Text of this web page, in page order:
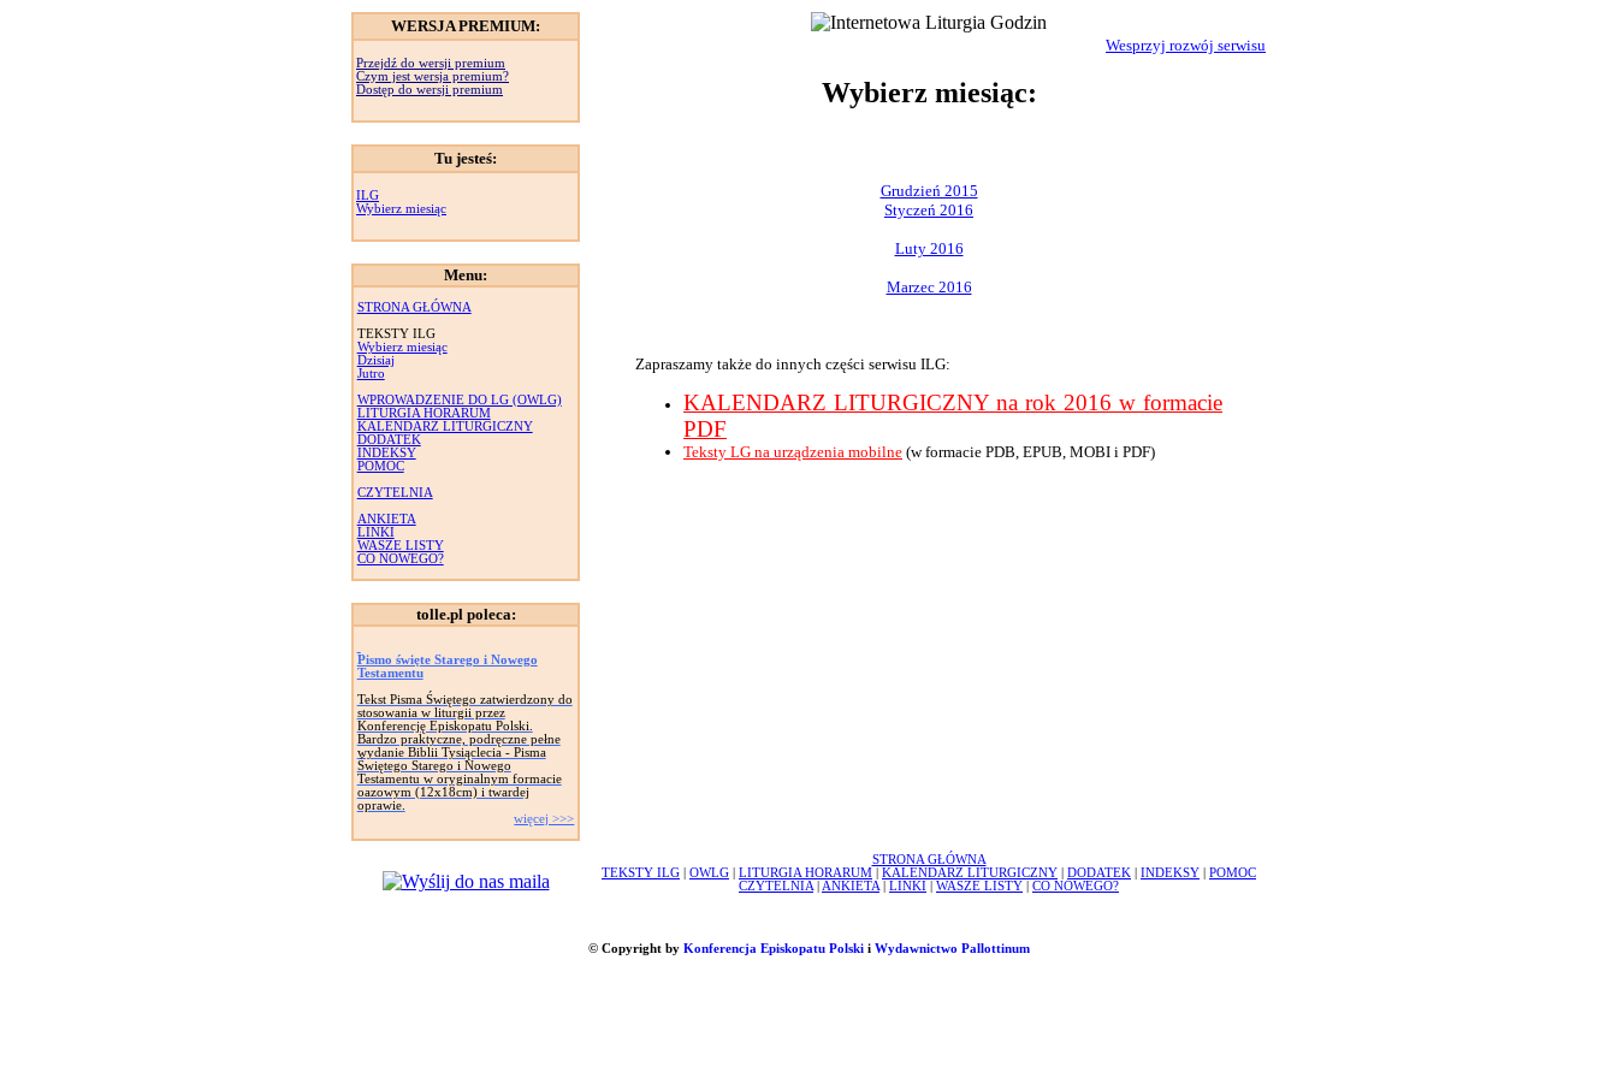
WERSJA PREMIUM:
Przejdź do wersji premium
Czym jest wersja premium?
Dostęp do wersji premium
Tu jesteś:
ILG
Wybierz miesiąc
Menu:
STRONA GŁÓWNA
TEKSTY ILG
Wybierz miesiąc
Dzisiaj
Jutro
WPROWADZENIE DO LG (OWLG)
LITURGIA HORARUM
KALENDARZ LITURGICZNY
DODATEK
INDEKSY
POMOC
CZYTELNIA
ANKIETA
LINKI
WASZE LISTY
CO NOWEGO?
tolle.pl poleca:
Pismo święte Starego i Nowego
Testamentu
Tekst Pisma Świętego zatwierdzony do
stosowania w liturgii przez
Konferencję Episkopatu Polski.
Bardzo praktyczne, podręczne pełne
wydanie Biblii Tysiąclecia - Pisma
Świętego Starego i Nowego
Testamentu w oryginalnym formacie
oazowym (12x18cm) i twardej
oprawie.
więcej >>>
Wesprzyj rozwój serwisu
Wybierz miesiąc:
Grudzień 2015
Styczeń 2016
Luty 2016
Marzec 2016
Zapraszamy także do innych części serwisu ILG:
KALENDARZ LITURGICZNY na rok 2016 w formacie
PDF
Teksty LG na urządzenia mobilne (w formacie PDB, EPUB, MOBI i PDF)
STRONA GŁÓWNA
TEKSTY ILG
OWLG LITURGIA HORARUM KALENDARZ LITURGICZNY DODATEK INDEKSY
POMOC
CZYTELNIA
ANKIETA LINKI WASZE LISTY CO NOWEGO?
© Copyright by Konferencja Episkopatu Polskii Wydawnictwo Pallottinum